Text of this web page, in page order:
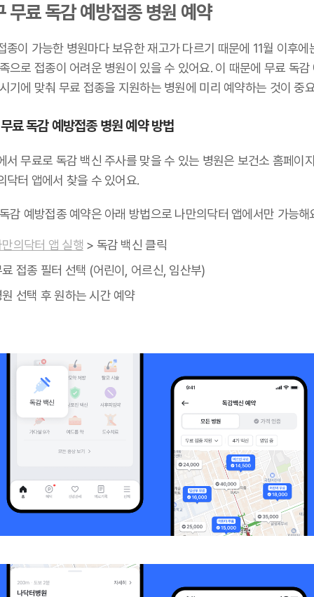
무료 독감 예방접종 병원 예약
종이 가능한 병원마다 보유한 재고가 다르기 때문에 11월 이후에
으로 접종이 어려운 병원이 있을 수 있어요. 이 때문에 무료 독감
기에 맞춰 무료 접종을 지원하는 병원에 미리 예약하는 것이 중
료 독감 예방접종 병원 예약 방법
서 무료로 독감 백신 주사를 맞을 수 있는 병원은 보건소 홈페이
닥터 앱에서 찾을 수 있어요.
감 예방접종 예약은 아래 방법으로 나만의닥터 앱에서만 가능해
만의닥터 앱 실행 > 독감 백신 클릭
접종 필터 선택 (어린이, 어르신, 임산부)
원 선택 후 원하는 시간 예약